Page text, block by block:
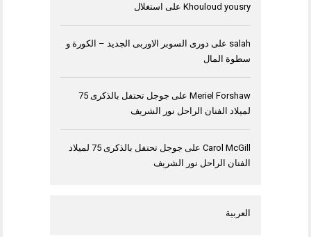
Khouloud yousry على استغلال
salah على دورى السوبر الاوربى الجديد – الكورة و
سطوة المال
Meriel Forshaw على
جوجل تحتفل بالذكرى 75
لميلاد الفنان الراحل نور الشريف
Carol McGill على
جوجل تحتفل بالذكرى 75 لميلاد
الفنان الراحل نور الشريف
العربية